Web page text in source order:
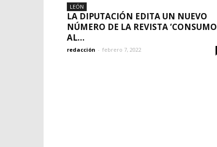
LEÓN
LA DIPUTACIÓN EDITA UN NUEVO
NÚMERO DE LA REVISTA ‘CONSUMO
AL...
redacción - febrero 7, 2022